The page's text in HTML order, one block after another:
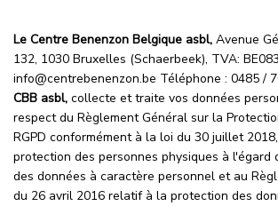
Le Centre Benenzon Belgique asbl, Avenue
132, 1030 Bruxelles (Schaerbeek), TVA:
info@centrebenenzon.be Téléphone : 0485 /
CBB asbl, collecte et traite vos données
respect du Règlement Général sur la
RGPD conformément à la loi du 30 juillet
protection des personnes physiques à l'égard
des données à caractère personnel et au
du 26 avril 2016 relatif à la protection des